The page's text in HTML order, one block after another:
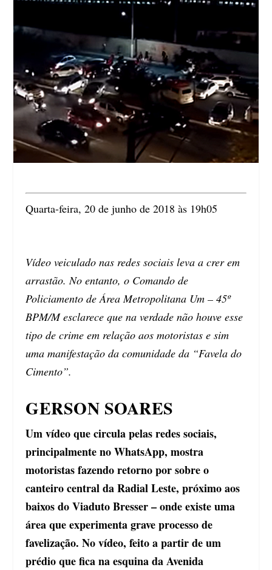
Quarta-feira, 20 de junho de 2018 às 19h05
Vídeo veiculado nas redes sociais leva a crer em
arrastão. No entanto, o Comando de
Policiamento de Área Metropolitana Um – 45º
BPM/M esclarece que na verdade não houve esse
tipo de crime em relação aos motoristas e sim
uma manifestação da comunidade da “Favela do
Cimento”.
GERSON SOARES
Um vídeo que circula pelas redes sociais,
principalmente no WhatsApp, mostra
motoristas fazendo retorno por sobre o
canteiro central da Radial Leste, próximo aos
baixos do Viaduto Bresser – onde existe uma
área que experimenta grave processo de
favelização. No vídeo, feito a partir de um
prédio que fica na esquina da Avenida